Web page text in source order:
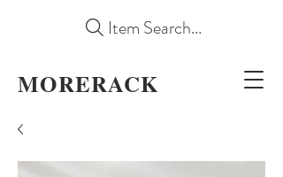
MORERACK
Item Search...